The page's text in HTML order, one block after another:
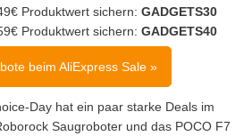
Produktwert sichern: GADGETS30
Produktwert sichern: GADGETS40
beim AliExpress Sale »
Day hat ein paar starke Deals im
Saugroboter und das POCO F7